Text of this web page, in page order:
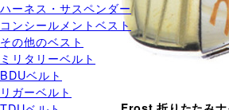
ハーネス・サスペンダー
コンシールメントベスト
その他のベスト
ミリタリーベルト
BDUベルト
リガーベルト